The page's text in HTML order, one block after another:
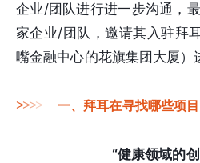
企业/团队进行进一步沟通，
家企业/团队，邀请其入驻拜
嘴金融中心的花旗集团大厦）
>>>> 一、拜耳在寻找哪些项目
“健康领域的